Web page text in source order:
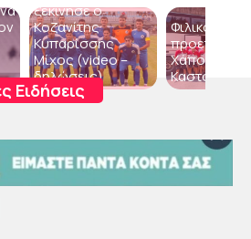
Ειδήσεις
Μακεδονικό
ο Γιώργος
ξεκίνησε ο
Κοζανίτης
Κυπαρίσσης
Μίχος (video –
δηλώσεις)
Φιλικό
Χάποελ
Καστοριά